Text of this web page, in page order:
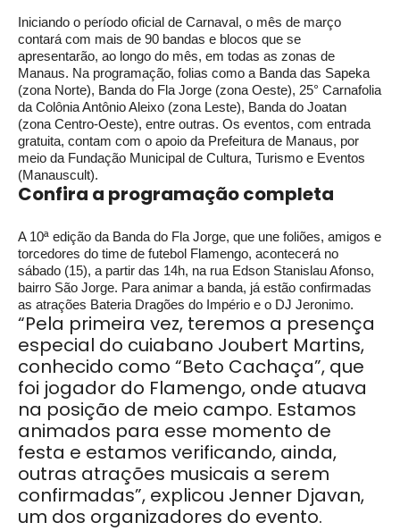
Amazônia
Iniciando o período oficial de Carnaval, o mês de março
contará com mais de 90 bandas e blocos que se
apresentarão, ao longo do mês, em todas as zonas de
Manaus. Na programação, folias como a Banda das Sapeka
(zona Norte), Banda do Fla Jorge (zona Oeste), 25° Carnafolia
da Colônia Antônio Aleixo (zona Leste), Banda do Joatan
(zona Centro-Oeste), entre outras. Os eventos, com entrada
gratuita, contam com o apoio da Prefeitura de Manaus, por
meio da Fundação Municipal de Cultura, Turismo e Eventos
(Manauscult).
Confira a programação completa
A 10ª edição da Banda do Fla Jorge, que une foliões, amigos e
torcedores do time de futebol Flamengo, acontecerá no
sábado (15), a partir das 14h, na rua Edson Stanislau Afonso,
bairro São Jorge. Para animar a banda, já estão confirmadas
as atrações Bateria Dragões do Império e o DJ Jeronimo.
“Pela primeira vez, teremos a presença
especial do cuiabano Joubert Martins,
conhecido como “Beto Cachaça”, que
foi jogador do Flamengo, onde atuava
na posição de meio campo. Estamos
animados para esse momento de
festa e estamos verificando, ainda,
outras atrações musicais a serem
confirmadas”, explicou Jenner Djavan,
um dos organizadores do evento.